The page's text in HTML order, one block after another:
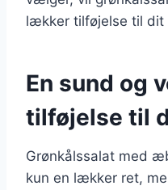
lækker tilføjelse til dit
En sund og
tilføjelse til
Grønkålssalat med
kun en lækker ret,